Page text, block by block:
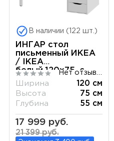
В наличии (122 шт.)
ИНГАР стол
письменный ИКЕА
/ IKEA
белый,120x75, с
одной тумбой
Ширина
120 см
Высота
75 см
Глубина
55 см
17 999 руб.
21 399 руб.